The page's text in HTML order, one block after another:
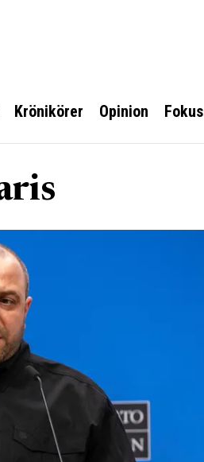
Krönikörer Opinion Fokus